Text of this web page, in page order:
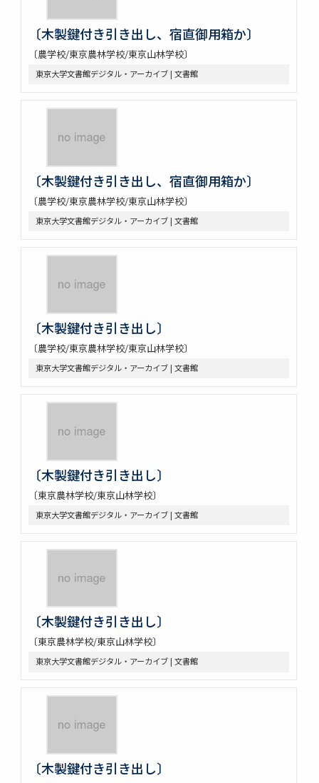
〔木製鍵付き引き出し、宿直御用箱か〕
〔農学校/東京農林学校/東京山林学校〕
東京大学文書館デジタル・アーカイブ | 文書館
〔木製鍵付き引き出し、宿直御用箱か〕
〔農学校/東京農林学校/東京山林学校〕
東京大学文書館デジタル・アーカイブ | 文書館
〔木製鍵付き引き出し〕
〔農学校/東京農林学校/東京山林学校〕
東京大学文書館デジタル・アーカイブ | 文書館
〔木製鍵付き引き出し〕
〔東京農林学校/東京山林学校〕
東京大学文書館デジタル・アーカイブ | 文書館
〔木製鍵付き引き出し〕
〔東京農林学校/東京山林学校〕
東京大学文書館デジタル・アーカイブ | 文書館
〔木製鍵付き引き出し〕